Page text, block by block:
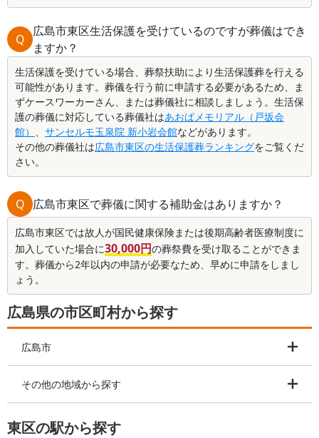
Q
広島市東区生活保護を受けているのですが葬儀はでき
ますか？
生活保護を受けている場合、葬祭扶助により生活保護葬を行える
可能性があります。葬儀を行う前に申請する必要があるため、ま
ずケースワーカーさん、または葬儀社に相談しましょう。生活保
護の葬儀に対応している葬儀社はあおばメモリアル（戸坂会
館）
サンセルモ玉泉院 新小岩会館などがあります。
その他の葬儀社は広島市東区の生活保護葬ランキングをご覧くだ
さい。
Q 広島市東区で葬儀に関する補助金はありますか？
広島市東区では故人が国民健康保険または後期高齢者医療制度に
加入していた場合に30,000円の葬祭費を受け取ることができま
す。葬儀から2年以内の申請が必要なため、早めに申請をしまし
ょう。
広島県の市区町村から探す
広島市
その他の地域から探す
東区の駅から探す